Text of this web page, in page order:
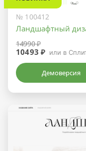
№ 100412
Ландшафтный
14990 ₽
10493 ₽ или в
Демоверсия